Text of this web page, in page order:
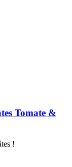
Tomate &
!